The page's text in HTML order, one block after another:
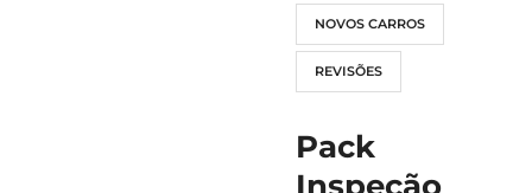
NOVOS CARROS
REVISÕES
Pack